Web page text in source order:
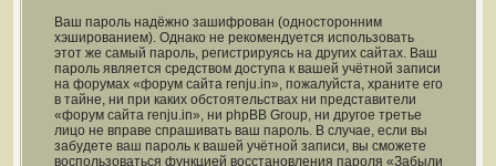
Ваш пароль надёжно зашифрован (односторонним
хэшированием). Однако не рекомендуется использовать
этот же самый пароль, регистрируясь на других сайтах. Ваш
пароль является средством доступа к вашей учётной записи
на форумах «форум сайта renju.in», пожалуйста, храните его
в тайне, ни при каких обстоятельствах ни представители
«форум сайта renju.in», ни phpBB Group, ни другое третье
лицо не вправе спрашивать ваш пароль. В случае, если вы
забудете ваш пароль к вашей учётной записи, вы сможете
воспользоваться функцией восстановления пароля «Забыли